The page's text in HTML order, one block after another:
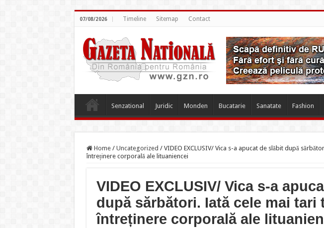
07/08/2026 Timeline Sitemap Contact
Senzational Juridic Monden Bucatarie Sanatate Fashion
Home / Uncategorized / VIDEO EXCLUSIV/ Vica s-a apucat de slăbit după
întreținere corporală ale lituaniencei
VIDEO EXCLUSIV/ Vica s-a
după sărbători. Iată cele mai tari
întreținere corporală ale